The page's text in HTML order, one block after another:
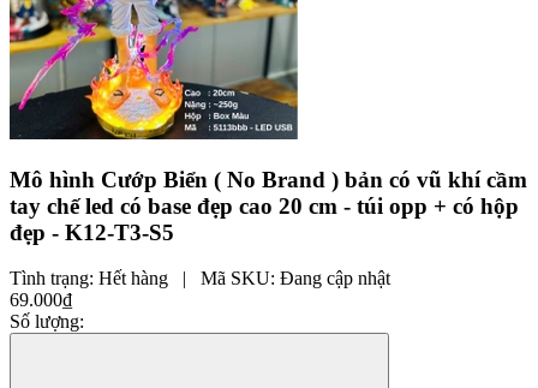
Mô hình Cướp Biển ( No Brand ) bản có vũ khí cầm
tay chế led có base đẹp cao 20 cm - túi opp + có hộp
đẹp - K12-T3-S5
Tình trạng: Hết hàng | Mã SKU: Đang cập nhật
69.000₫
Số lượng: